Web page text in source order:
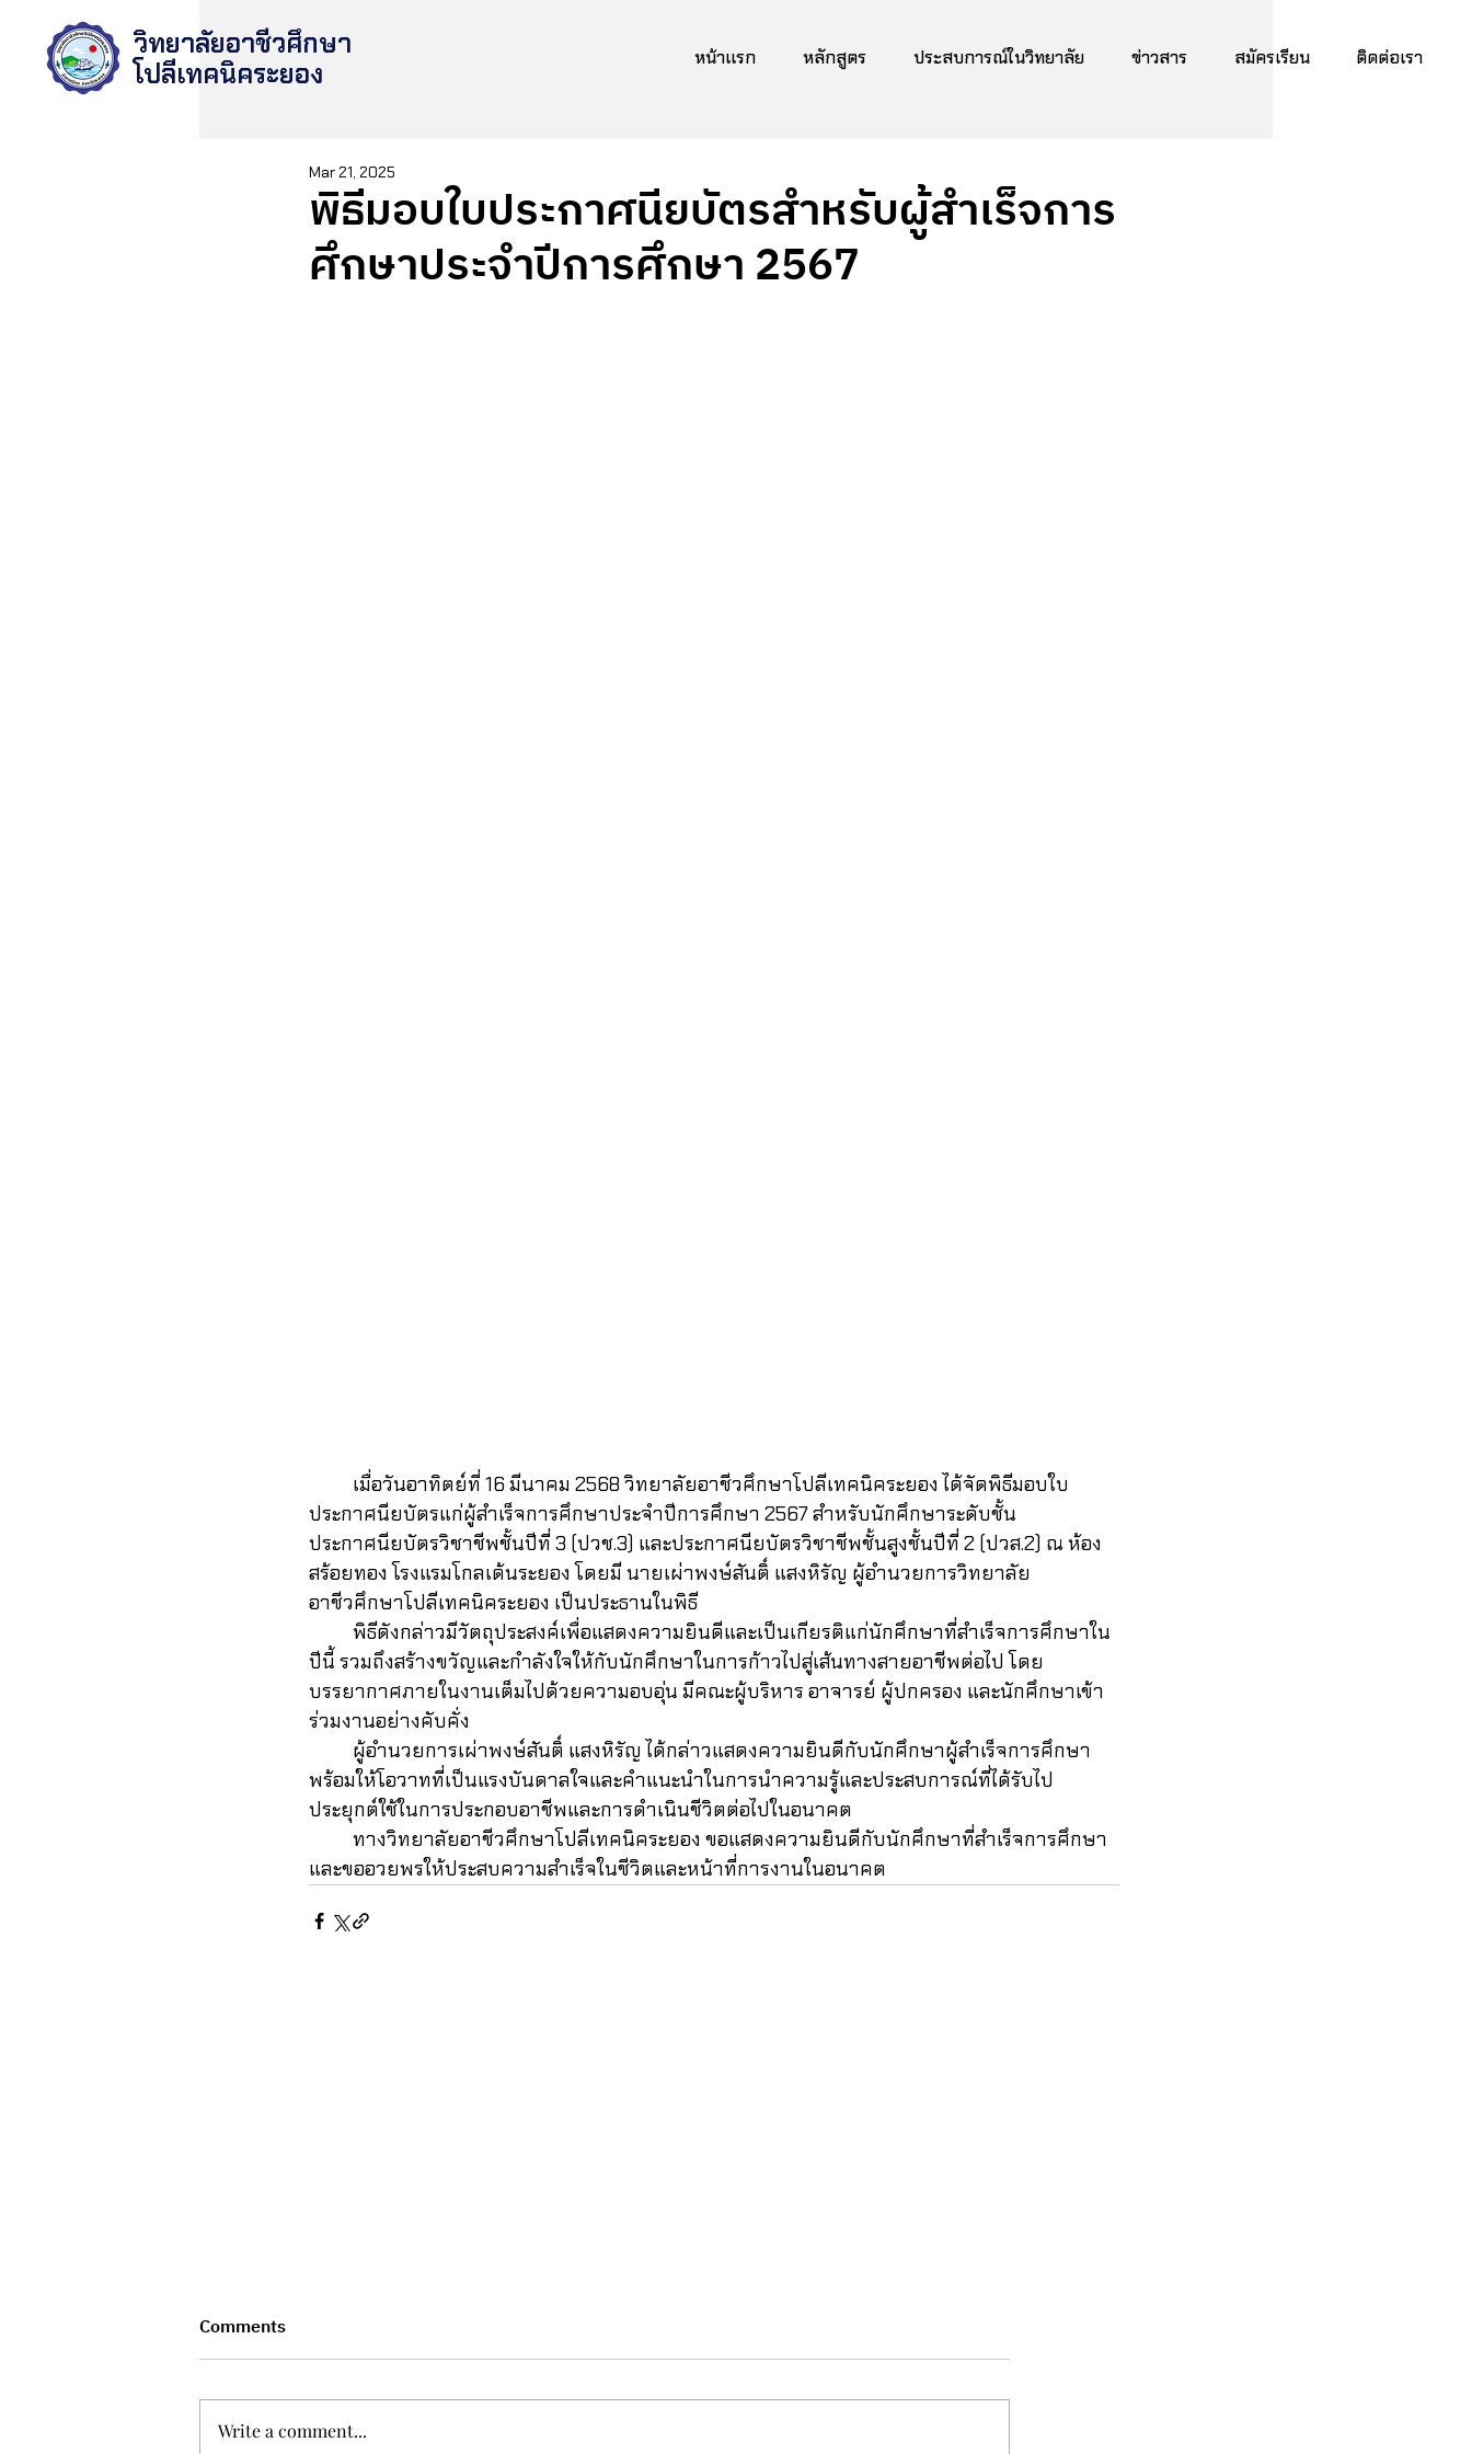
วิทยาลัยอาชีวศึกษา
โปลีเทคนิคระยอง
หน้าแรก หลักสูตร ประสบการณ์ในวิทยาลัย ข่าวสาร สมัครเรียน ติดต่อเรา
พิธีมอบใบประกาศนียบัตรสำหรับผู้สำเร็จการ
ศึกษาประจำปีการศึกษา 2567
Mar 21, 2025
ประกาศนียบัตรแก่ผู้สำเร็จการศึกษาประจำปีการศึกษา 2567 สำหรับนักศึกษาระดับชั้น
ประกาศนียบัตรวิชาชีพชั้นปีที่ 3 (ปวช.3) และประกาศนียบัตรวิชาชีพชั้นสูงชั้นปีที่ 2 (ปวส.2) ณ ห้อง
สร้อยทอง โรงแรมโกลเด้นระยอง โดยมี นายเผ่าพงษ์สันติ์ แสงหิรัญ ผู้อำนวยการวิทยาลัย
อาชีวศึกษาโปลีเทคนิคระยอง เป็นประธานในพิธี
ปีนี้ รวมถึงสร้างขวัญและกำลังใจให้กับนักศึกษาในการก้าวไปสู่เส้นทางสายอาชีพต่อไป โดย
บรรยากาศภายในงานเต็มไปด้วยความอบอุ่น มีคณะผู้บริหาร อาจารย์ ผู้ปกครอง และนักศึกษาเข้า
ร่วมงานอย่างคับคั่ง
พร้อมให้โอวาทที่เป็นแรงบันดาลใจและคำแนะนำในการนำความรู้และประสบการณ์ที่ได้รับไป
ประยุกต์ใช้ในการประกอบอาชีพและการดำเนินชีวิตต่อไปในอนาคต
และขออวยพรให้ประสบความสำเร็จในชีวิตและหน้าที่การงานในอนาคต
Comments
Write a comment...